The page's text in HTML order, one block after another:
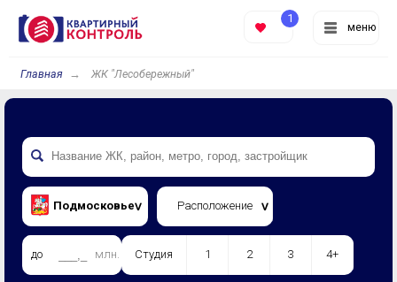
меню
1
Главная ЖК "Лесобережный"
Подмосковье Расположение
до млн. Студия 1 2 3 4+